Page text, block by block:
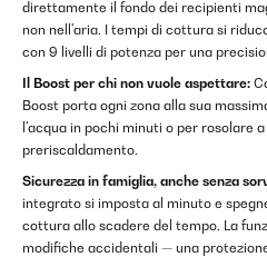
direttamente il fondo dei recipienti
non nell'aria. I tempi di cottura si
con 9 livelli di potenza per una
Il Boost per chi non vuole aspettare:
Boost porta ogni zona alla sua
l'acqua in pochi minuti o per rosolare
preriscaldamento.
Sicurezza in famiglia, anche senza
integrato si imposta al minuto e
cottura allo scadere del tempo. La
modifiche accidentali — una